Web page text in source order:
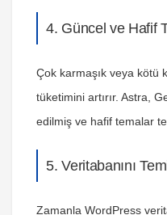
4. Güncel ve Hafif
Çok karmaşık veya kötü
tüketimini artırır. Astra,
edilmiş ve hafif temalar
5. Veritabanını
Zamanla WordPress